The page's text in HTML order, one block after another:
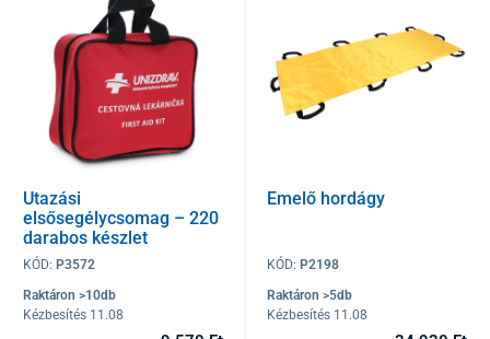
Utazási
elsősegélycsomag – 220
darabos készlet
KÓD: P3572
Raktáron >10db
Kézbesítés 11.08
Emelő hordágy
KÓD: P2198
Raktáron >5db
Kézbesítés 11.08